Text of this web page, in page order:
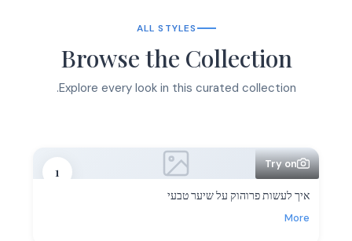
ALL STYLES
Browse the Collection
Explore every look in this curated collection.
1
Try on
איך לעשות פרוהוק על שיער טבעי
More